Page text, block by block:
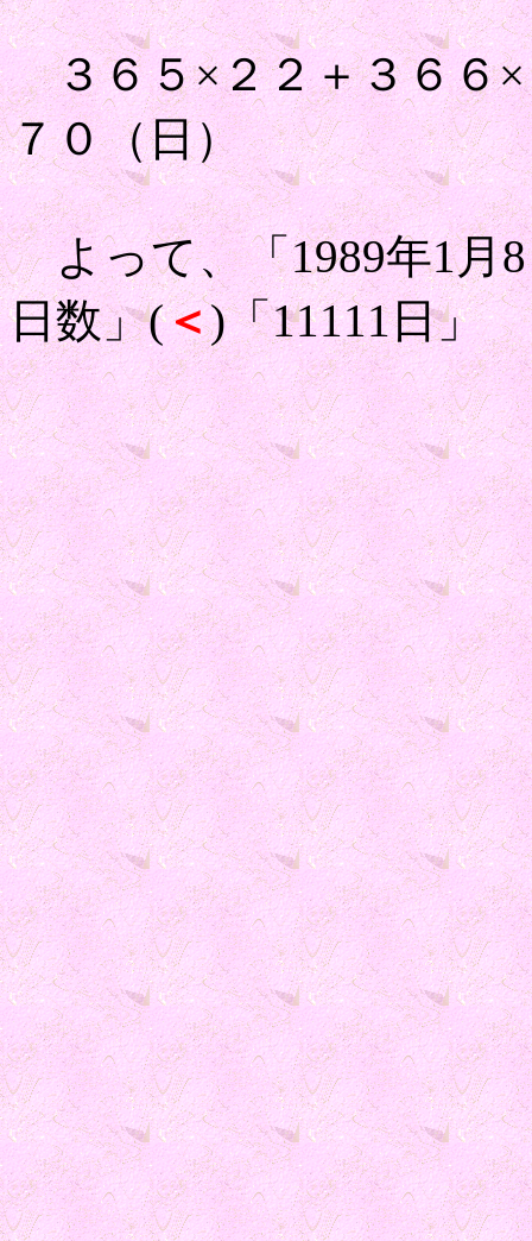
３６５×２２＋３６６×
７０（日）
よって、「1989年1月8
日数」(＜)「11111日」